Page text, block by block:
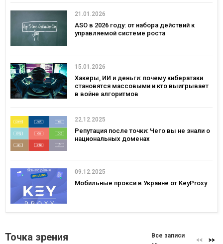
21.01.2026
ASO в 2026 году: от набора действий к
управляемой системе роста
15.01.2026
Хакеры, ИИ и деньги: почему кибератаки
становятся массовыми и кто выигрывает
в войне алгоритмов
22.12.2025
Репутация после точки: Чего вы не знали о
национальных доменах
09.12.2025
Мобильные прокси в Украине от KeyProxy
Точка зрения
Все записи